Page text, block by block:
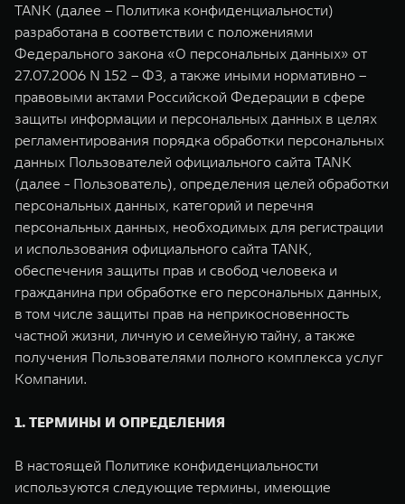
TANK 500
Веди за собой
от 6 499 000 ₽
TANK 700
Сила признания
от 10 199 000 ₽
WEY 07
Расширяя границы комфорта
от 6 149 000 ₽
WEY 05
Эстетика нового времени
от 5 699 000 ₽
WEY 80
от 6 449 000 ₽
WEY 80 Лаундж
от 8 099 000 ₽
TANK Финансы
Корпоративным клиентам
TANK ФИНАНСЫ
TANK Кредит
TANK Лизинг
TANK Страхование
Сервис
Специальные предложения
ЦИФРОВЫЕ СЕРВИСЫ TANK
Цифровые сервисы TANK
Подписки
TANK (далее – Политика конфиденциальности)
разработана в соответствии с положениями
Федерального закона «О персональных данных» от
27.07.2006 N 152 – ФЗ, а также иными нормативно –
правовыми актами Российской Федерации в сфере
защиты информации и персональных данных в целях
регламентирования порядка обработки персональных
данных Пользователей официального сайта TANK
(далее - Пользователь), определения целей обработки
персональных данных, категорий и перечня
персональных данных, необходимых для регистрации
и использования официального сайта TANK,
обеспечения защиты прав и свобод человека и
гражданина при обработке его персональных данных,
в том числе защиты прав на неприкосновенность
частной жизни, личную и семейную тайну, а также
получения Пользователями полного комплекса услуг
Компании.
1. ТЕРМИНЫ И ОПРЕДЕЛЕНИЯ
В настоящей Политике конфиденциальности
используются следующие термины, имеющие